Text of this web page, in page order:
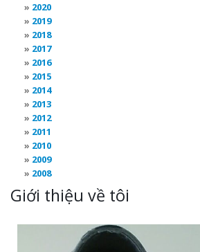
2020
2019
2018
2017
2016
2015
2014
2013
2012
2011
2010
2009
2008
Giới thiệu về tôi